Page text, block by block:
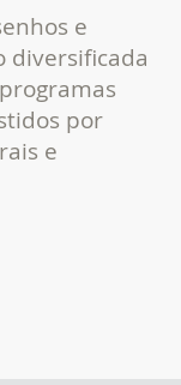
e
diversificada
por
e